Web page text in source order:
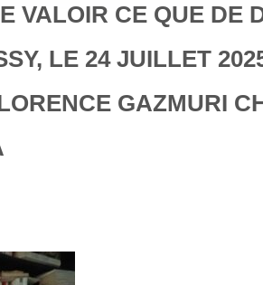
VALOIR CE QUE DE
LE 24 JUILLET
GAZMURI